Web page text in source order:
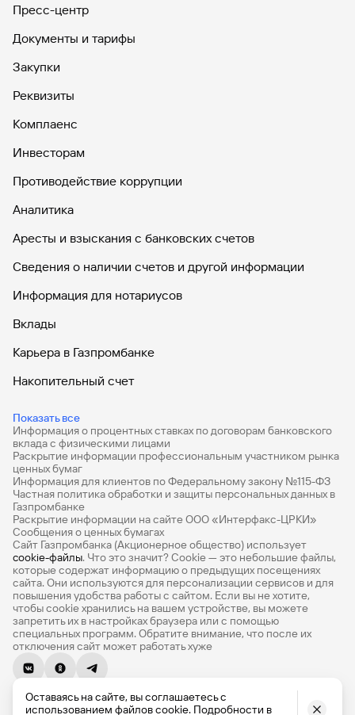
Пресс-центр
Документы и тарифы
Закупки
Реквизиты
Комплаенс
Инвесторам
Противодействие коррупции
Аналитика
Аресты и взыскания с банковских счетов
Сведения о наличии счетов и другой информации
Информация для нотариусов
Вклады
Карьера в Газпромбанке
Накопительный счет
Показать все
Дебетовые карты с бесплатным обслуживанием
Все накопительные счета
Банковские вклады на 3 месяца
Вклады с высоким процентом
Калькулятор вкладов
Виртуальные карты
Премиум
Private
РКО
ВЭД
Информация о процентных ставках по договорам банковского
вклада с физическими лицами
Раскрытие информации профессиональным участником рынка
ценных бумаг
Информация для клиентов по Федеральному закону №115-ФЗ
Частная политика обработки и защиты персональных данных в
Газпромбанке
Раскрытие информации на сайте ООО «Интерфакс-ЦРКИ»
Сообщения о ценных бумагах
Сайт Газпромбанка (Акционерное общество) использует
cookie-файлы. Что это значит? Сookie — это небольшие файлы,
которые содержат информацию о предыдущих посещениях
сайта. Они используются для персонализации сервисов и для
повышения удобства работы с сайтом. Если вы не хотите,
чтобы сookie хранились на вашем устройстве, вы можете
запретить их в настройках браузера или с помощью
специальных программ. Обратите внимание, что после их
отключения сайт может работать хуже
© 1990-2026, Банк ГПБ (АО) Генеральная лицензия Банка
России № 354
Оставаясь на сайте, вы соглашаетесь с
использованием файлов cookie. Подробности в